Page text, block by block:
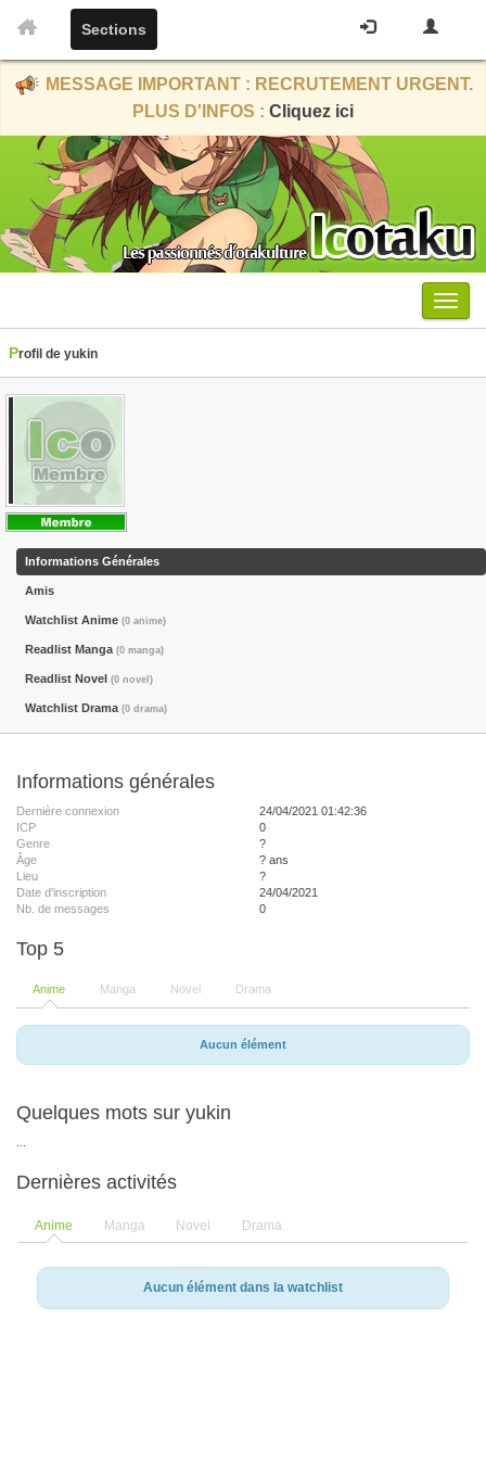
Sections
MESSAGE IMPORTANT : RECRUTEMENT URGENT.
PLUS D'INFOS : Cliquez ici
Menu
Profil de yukin
Informations Générales
Amis
Watchlist Anime (0 anime)
Readlist Manga (0 manga)
Readlist Novel (0 novel)
Watchlist Drama (0 drama)
Informations générales
Dernière connexion
24/04/2021 01:42:36
ICP
0
Genre
?
Âge
? ans
Lieu
?
Date d'inscription
24/04/2021
Nb. de messages
0
Top 5
Anime Manga Novel Drama
Aucun élément
Quelques mots sur yukin
Dernières activités
Anime Manga Novel Drama
Aucun élément dans la watchlist